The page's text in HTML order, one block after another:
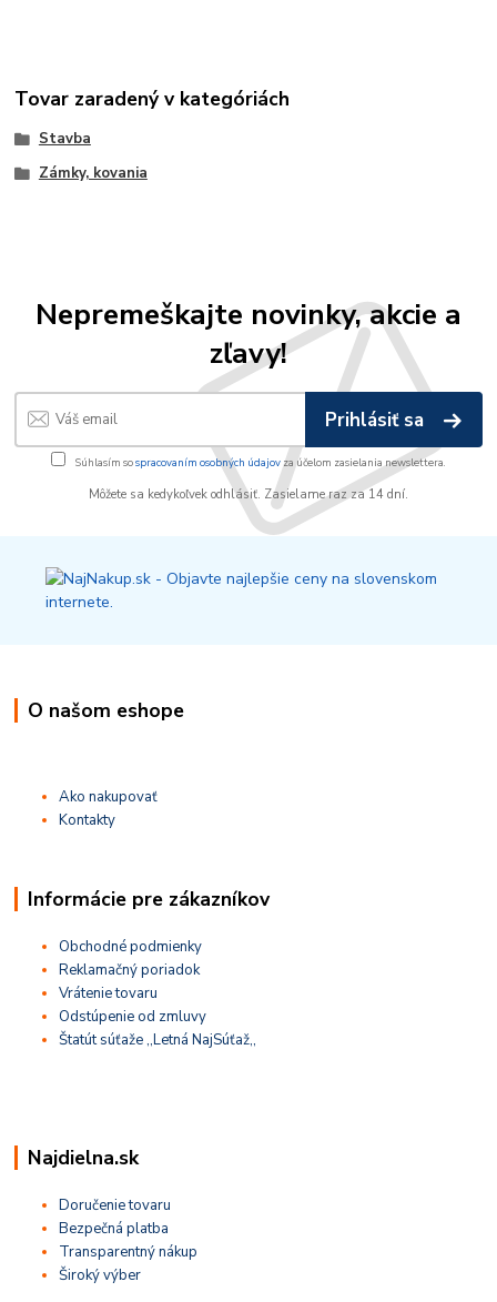
Tovar zaradený v kategóriách
Stavba
Zámky, kovania
Nepremeškajte novinky, akcie a
zľavy!
Prihlásiť sa
Súhlasím sospracovaním osobných údajov za účelom zasielania newslettera.
Môžete sa kedykoľvek odhlásiť. Zasielame raz za 14 dní.
O našom eshope
Ako nakupovať
Kontakty
Informácie pre zákazníkov
Obchodné podmienky
Reklamačný poriadok
Vrátenie tovaru
Odstúpenie od zmluvy
Štatút súťaže ,,Letná NajSúťaž,,
Najdielna.sk
Doručenie tovaru
Bezpečná platba
Transparentný nákup
Široký výber